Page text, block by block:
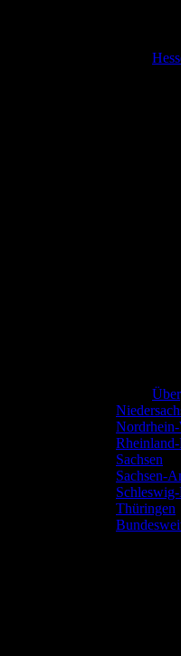
Nordrhein-
Sachsen
Sachsen-
Thüringen